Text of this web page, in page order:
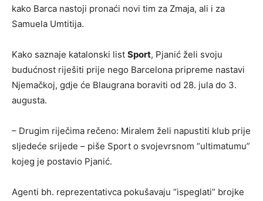
kako Barca nastoji pronaći novi tim za Zmaja, ali i za
Samuela Umtitija.
Kako saznaje katalonski list Sport, Pjanić želi svoju
budućnost riješiti prije nego Barcelona pripreme nastavi
Njemačkoj, gdje će Blaugrana boraviti od 28. jula do 3.
augusta.
– Drugim riječima rečeno: Miralem želi napustiti klub prije
sljedeće srijede – piše Sport o svojevrsnom “ultimatumu”
kojeg je postavio Pjanić.
Agenti bh. reprezentativca pokušavaju “ispeglati” brojke